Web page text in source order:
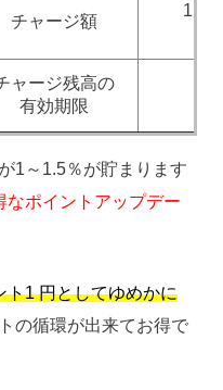
チャージ額
ャージ残高の
有効期限
1～1.5％が貯まります
なポイントアップデー
ト1 円としてゆめかに
の循環が出来てお得で